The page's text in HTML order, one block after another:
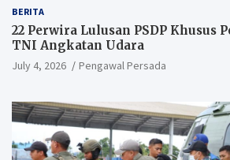
BERITA
22 Perwira Lulusan PSDP Khusus
TNI Angkatan Udara
July 4, 2026 Pengawal Persada